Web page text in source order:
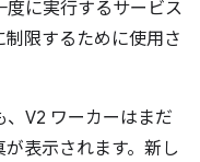
度に実行するサービス
限するために使用さ
V2 ワーカーはまだ
表示されます。新し